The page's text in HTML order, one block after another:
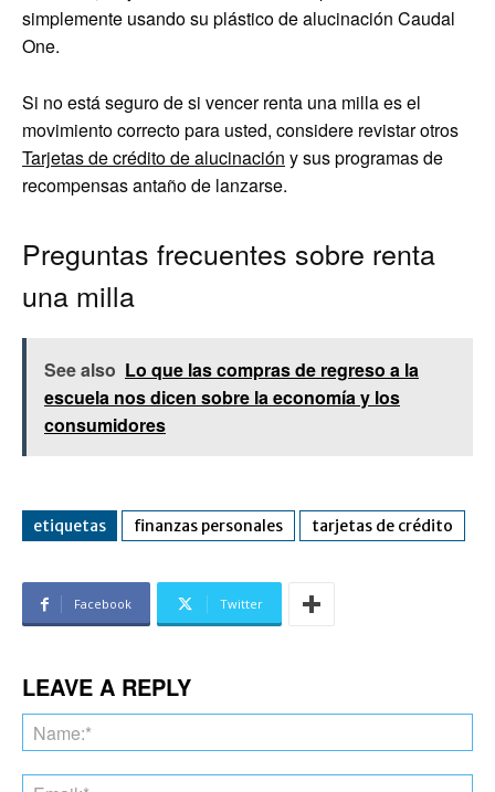
simplemente usando su plástico de alucinación Caudal
One.
Si no está seguro de si vencer renta una milla es el
movimiento correcto para usted, considere revistar otros
Tarjetas de crédito de alucinación y sus programas de
recompensas antaño de lanzarse.
Preguntas frecuentes sobre renta
una milla
See also Lo que las compras de regreso a la
escuela nos dicen sobre la economía y los
consumidores
etiquetas finanzas personales tarjetas de crédito
Facebook Twitter
LEAVE A REPLY